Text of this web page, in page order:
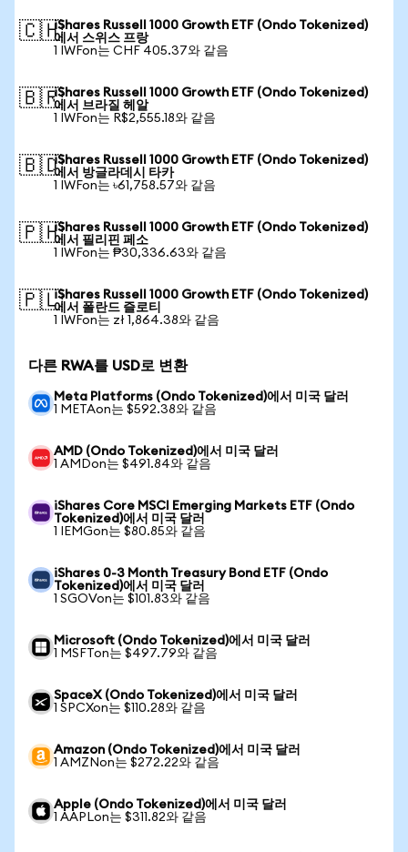
🇨🇭iShares Russell 1000 Growth ETF (Ondo Tokenized)
에서 스위스 프랑
1 IWFon는 CHF 405.37와 같음
🇧🇷iShares Russell 1000 Growth ETF (Ondo Tokenized)
에서 브라질 헤알
1 IWFon는 R$2,555.18와 같음
🇧🇩iShares Russell 1000 Growth ETF (Ondo Tokenized)
에서 방글라데시 타카
1 IWFon는 ৳61,758.57와 같음
🇵🇭iShares Russell 1000 Growth ETF (Ondo Tokenized)
에서 필리핀 페소
1 IWFon는 ₱30,336.63와 같음
🇵🇱iShares Russell 1000 Growth ETF (Ondo Tokenized)
에서 폴란드 즐로티
1 IWFon는 zł 1,864.38와 같음
다른 RWA를 USD로 변환
Meta Platforms (Ondo Tokenized)에서 미국 달러
1 METAon는 $592.38와 같음
AMD (Ondo Tokenized)에서 미국 달러
1 AMDon는 $491.84와 같음
iShares Core MSCI Emerging Markets ETF (Ondo
Tokenized)에서 미국 달러
1 IEMGon는 $80.85와 같음
iShares 0-3 Month Treasury Bond ETF (Ondo
Tokenized)에서 미국 달러
1 SGOVon는 $101.83와 같음
Microsoft (Ondo Tokenized)에서 미국 달러
1 MSFTon는 $497.79와 같음
SpaceX (Ondo Tokenized)에서 미국 달러
1 SPCXon는 $110.28와 같음
Amazon (Ondo Tokenized)에서 미국 달러
1 AMZNon는 $272.22와 같음
Apple (Ondo Tokenized)에서 미국 달러
1 AAPLon는 $311.82와 같음